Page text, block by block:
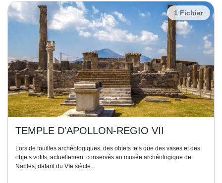
1 Fichier
TEMPLE D'APOLLON-REGIO VII
Lors de fouilles archéologiques, des objets tels que des vases et des
objets votifs, actuellement conservés au musée archéologique de
Naples, datant du VIe siècle...